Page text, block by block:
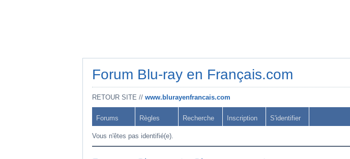
Forum Blu-ray en Français.com
RETOUR SITE // www.blurayenfrancais.com
Forums Règles Recherche Inscription S'identifier
Vous n'êtes pas identifié(e).